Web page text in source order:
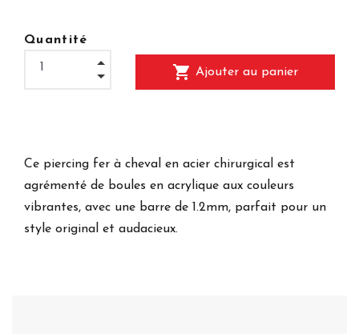
Quantité
shopping_cart Ajouter au panier
Ce piercing fer à cheval en acier chirurgical est
agrémenté de boules en acrylique aux couleurs
vibrantes, avec une barre de 1.2mm, parfait pour un
style original et audacieux.